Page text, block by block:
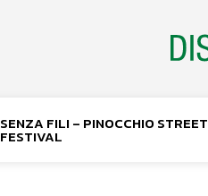
SENZA FILI – PINOCCHIO STREET
FESTIVAL